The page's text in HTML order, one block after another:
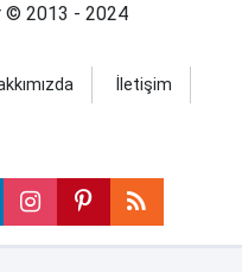
© 2013 - 2024
İletişim